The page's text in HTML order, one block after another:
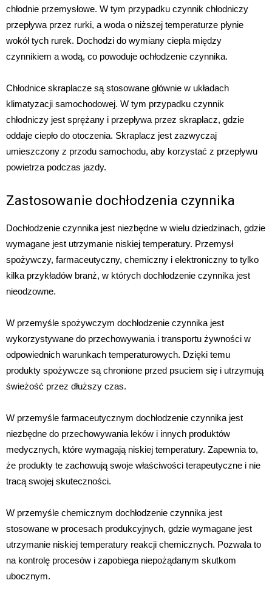
chłodnie przemysłowe. W tym przypadku czynnik chłodniczy
przepływa przez rurki, a woda o niższej temperaturze płynie
wokół tych rurek. Dochodzi do wymiany ciepła między
czynnikiem a wodą, co powoduje ochłodzenie czynnika.
Chłodnice skraplacze są stosowane głównie w układach
klimatyzacji samochodowej. W tym przypadku czynnik
chłodniczy jest sprężany i przepływa przez skraplacz, gdzie
oddaje ciepło do otoczenia. Skraplacz jest zazwyczaj
umieszczony z przodu samochodu, aby korzystać z przepływu
powietrza podczas jazdy.
Zastosowanie dochłodzenia czynnika
Dochłodzenie czynnika jest niezbędne w wielu dziedzinach, gdzie
wymagane jest utrzymanie niskiej temperatury. Przemysł
spożywczy, farmaceutyczny, chemiczny i elektroniczny to tylko
kilka przykładów branż, w których dochłodzenie czynnika jest
nieodzowne.
W przemyśle spożywczym dochłodzenie czynnika jest
wykorzystywane do przechowywania i transportu żywności w
odpowiednich warunkach temperaturowych. Dzięki temu
produkty spożywcze są chronione przed psuciem się i utrzymują
świeżość przez dłuższy czas.
W przemyśle farmaceutycznym dochłodzenie czynnika jest
niezbędne do przechowywania leków i innych produktów
medycznych, które wymagają niskiej temperatury. Zapewnia to,
że produkty te zachowują swoje właściwości terapeutyczne i nie
tracą swojej skuteczności.
W przemyśle chemicznym dochłodzenie czynnika jest
stosowane w procesach produkcyjnych, gdzie wymagane jest
utrzymanie niskiej temperatury reakcji chemicznych. Pozwala to
na kontrolę procesów i zapobiega niepożądanym skutkom
ubocznym.